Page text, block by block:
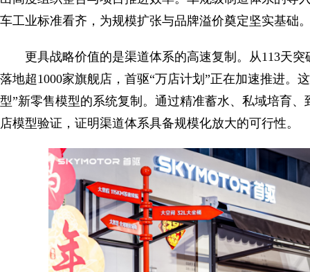
车工业标准看齐，为规模扩张与品牌溢价奠定坚实基础
更具战略价值的是渠道体系的高速复制。从113天
落地超1000家旗舰店，首驱“万店计划”正在加速推进。
型”新零售模型的系统复制。通过精准蓄水、私域培育
店模型验证，证明渠道体系具备规模化放大的可行性。